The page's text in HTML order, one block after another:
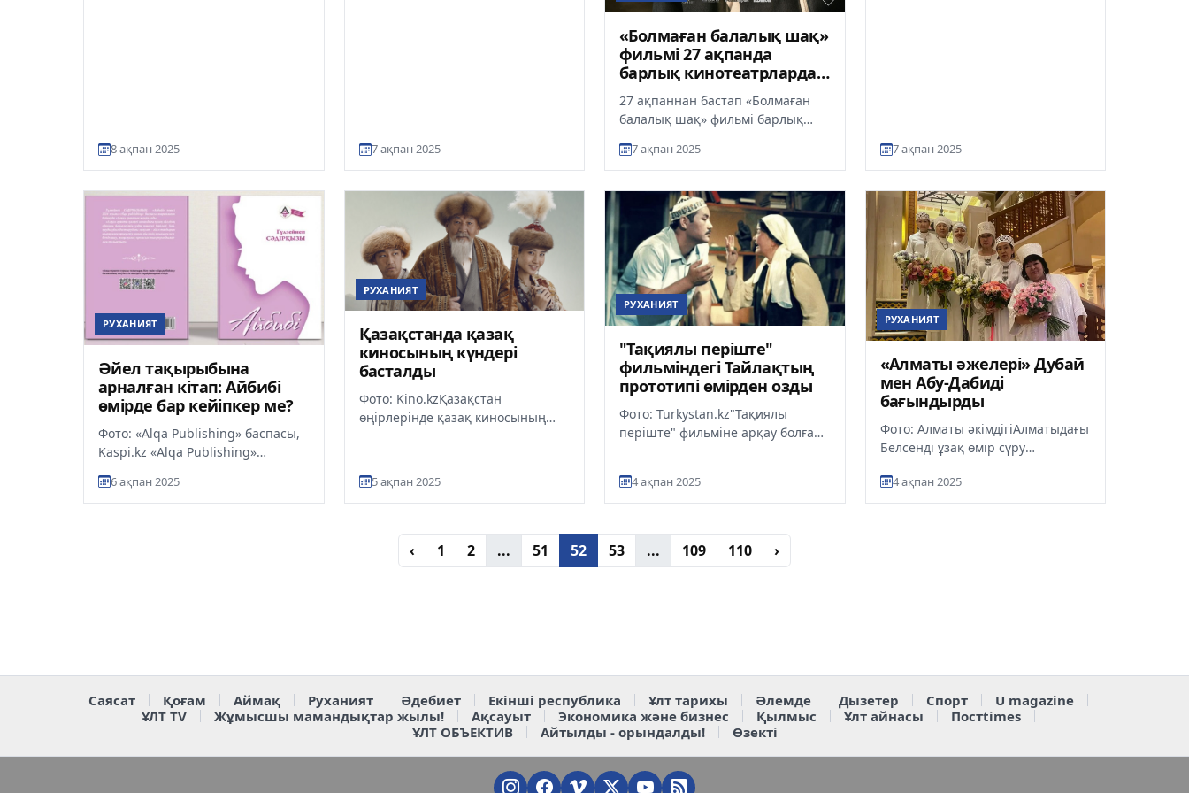
8 ақпан 2025 7 ақпан 2025
«Болмаған балалық шақ»
фильмі 27 ақпанда
барлық кинотеатрларда
көрсетіле бастайды
27 ақпаннан бастап «Болмаған
балалық шақ» фильмі барлық
бастайды, деп хабарлайды
Ult.kz.«Б...
7 ақпан 2025 7 ақпан 2025
РУХАНИЯТ
Әйел тақырыбына
арналған кітап: Айбибі
өмірде бар кейіпкер ме?
Фото: «Alqa Publishing» баспасы,
Kaspi.kz «Alqa Publishing»
иеленген қаламгер Гүлзейнеп С...
6 ақпан 2025
РУХАНИЯТ
Қазақстанда қазақ
киносының күндері
басталды
Фото: Kino.kzҚазақстан
өңірлерінде қазақ киносының
көрерменд...
5 ақпан 2025
РУХАНИЯТ
"Тақиялы періште"
фильміндегі Тайлақтың
прототипі өмірден озды
Фото: Turkystan.kz"Тақиялы
періште" фильміне арқау болған
журнали...
4 ақпан 2025
РУХАНИЯТ
«Алматы әжелері» Дубай
мен Абу-Дабиді
бағындырды
Фото: Алматы әкімдігіАлматыдағы
Белсенді ұзақ өмір сүру
әжелері» жасы үлкен сәнгерлер...
4 ақпан 2025
‹ 1 2 ... 51 52 53 ... 109 110 ›
Саясат Қоғам Аймақ Руханият Әдебиет Екінші республика Ұлт тарихы Әлемде Дызетер Спорт
U magazine
ҰЛТ TV
Жұмысшы мамандықтар жылы! Ақсауыт Экономика және бизнес Қылмыс Ұлт айнасы
Постtimes
ҰЛТ ОБЪЕКТИВ
Айтылды - орындалды! Өзекті